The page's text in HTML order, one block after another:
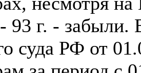
г. - забыли.
суда РФ от